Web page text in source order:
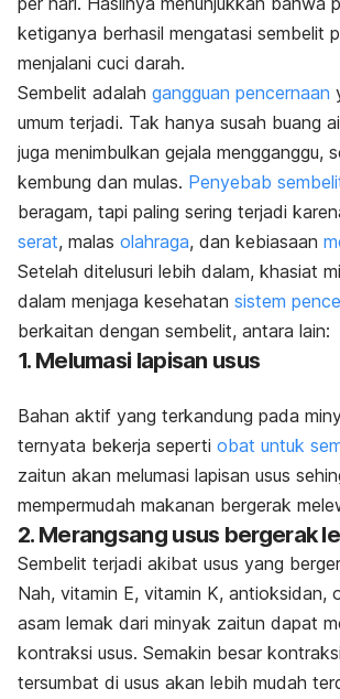
ketiganya berhasil mengatasi sembelit
menjalani cuci darah.
Sembelit adalah gangguan pencernaan
umum terjadi. Tak hanya susah buang
juga menimbulkan gejala mengganggu,
kembung dan mulas. Penyebab
beragam, tapi paling sering terjadi
serat, malas olahraga, dan kebiasaan
Setelah ditelusuri lebih dalam, khasiat
dalam menjaga kesehatan sistem
berkaitan dengan sembelit, antara lain:
1. Melumasi lapisan usus
Bahan aktif yang terkandung pada
ternyata bekerja seperti obat untuk
zaitun akan melumasi lapisan usus
mempermudah makanan bergerak
2. Merangsang usus bergerak
Sembelit terjadi akibat usus yang
Nah, vitamin E, vitamin K, antioksidan,
asam lemak dari minyak zaitun dapat
kontraksi usus. Semakin besar
tersumbat di usus akan lebih mudah